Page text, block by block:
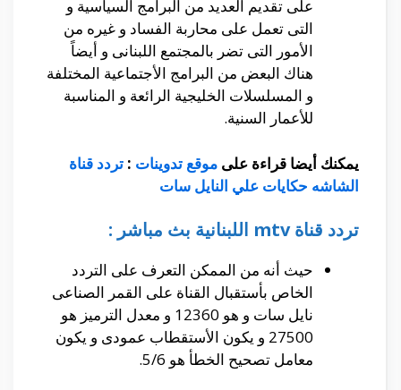
على تقديم العديد من البرامج السياسية و
التى تعمل على محاربة الفساد و غيره من
الأمور التى تضر بالمجتمع اللبنانى و أيضاً
هناك البعض من البرامج الأجتماعية المختلفة
و المسلسلات الخليجية الرائعة و المناسبة
للأعمار السنية.
يمكنك أيضا قراءة على موقع تدوينات : تردد قناة
الشاشه حكايات علي النايل سات
تردد قناة mtv اللبنانية بث مباشر :
حيث أنه من الممكن التعرف على التردد
الخاص بأستقبال القناة على القمر الصناعى
نايل سات و هو 12360 و معدل الترميز هو
27500 و يكون الأستقطاب عمودى و يكون
معامل تصحيح الخطأ هو 5/6.